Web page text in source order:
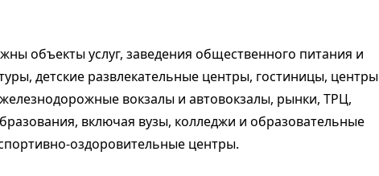
объекты услуг, заведения общественного питания и
детские развлекательные центры, гостиницы, центры
вокзалы и автовокзалы, рынки, ТРЦ,
включая вузы, колледжи и образовательные
оздоровительные центры.